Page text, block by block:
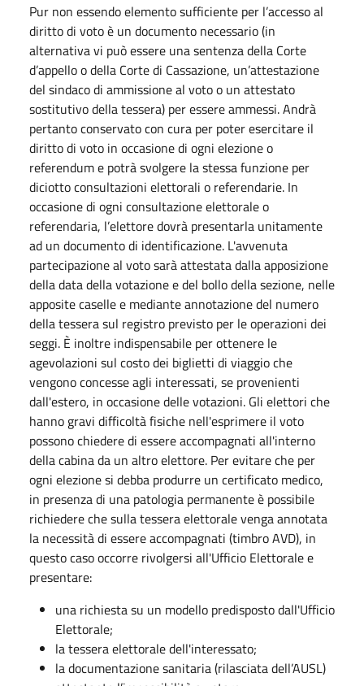
Pur non essendo elemento sufficiente per l’accesso al
diritto di voto è un documento necessario (in
alternativa vi può essere una sentenza della Corte
d’appello o della Corte di Cassazione, un’attestazione
del sindaco di ammissione al voto o un attestato
sostitutivo della tessera) per essere ammessi. Andrà
pertanto conservato con cura per poter esercitare il
diritto di voto in occasione di ogni elezione o
referendum e potrà svolgere la stessa funzione per
diciotto consultazioni elettorali o referendarie. In
occasione di ogni consultazione elettorale o
referendaria, l’elettore dovrà presentarla unitamente
ad un documento di identificazione. L'avvenuta
partecipazione al voto sarà attestata dalla apposizione
della data della votazione e del bollo della sezione, nelle
apposite caselle e mediante annotazione del numero
della tessera sul registro previsto per le operazioni dei
seggi. È inoltre indispensabile per ottenere le
agevolazioni sul costo dei biglietti di viaggio che
vengono concesse agli interessati, se provenienti
dall'estero, in occasione delle votazioni. Gli elettori che
hanno gravi difficoltà fisiche nell'esprimere il voto
possono chiedere di essere accompagnati all'interno
della cabina da un altro elettore. Per evitare che per
ogni elezione si debba produrre un certificato medico,
in presenza di una patologia permanente è possibile
richiedere che sulla tessera elettorale venga annotata
la necessità di essere accompagnati (timbro AVD), in
questo caso occorre rivolgersi all'Ufficio Elettorale e
presentare:
una richiesta su un modello predisposto dall'Ufficio
Elettorale;
la tessera elettorale dell'interessato;
la documentazione sanitaria (rilasciata dell’AUSL)